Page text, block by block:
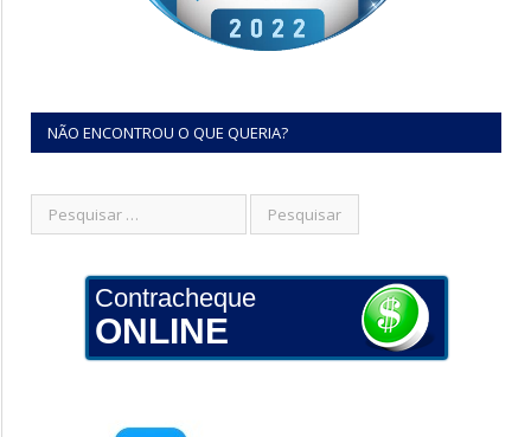
NÃO ENCONTROU O QUE QUERIA?
Contracheque
ONLINE